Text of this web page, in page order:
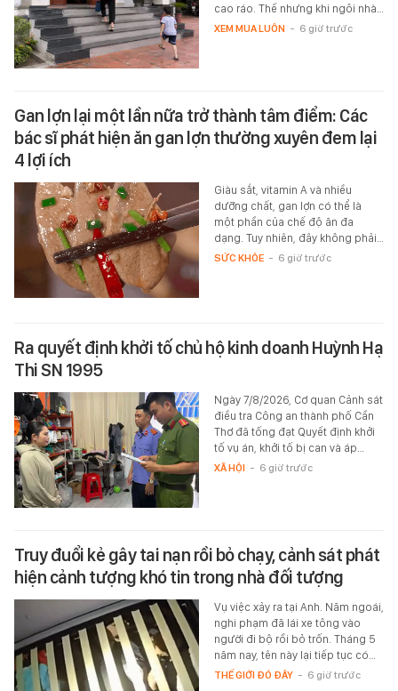
cao ráo. Thế nhưng khi ngôi nhà…
XEM MUA LUÔN - 6 giờ trước
Gan lợn lại một lần nữa trở thành tâm điểm: Các
bác sĩ phát hiện ăn gan lợn thường xuyên đem lại
4 lợi ích
Giàu sắt, vitamin A và nhiều
dưỡng chất, gan lợn có thể là
một phần của chế độ ăn đa
dạng. Tuy nhiên, đây không phải…
SỨC KHỎE - 6 giờ trước
Ra quyết định khởi tố chủ hộ kinh doanh Huỳnh Hạ
Thi SN 1995
Ngày 7/8/2026, Cơ quan Cảnh sát
điều tra Công an thành phố Cần
Thơ đã tống đạt Quyết định khởi
tố vụ án, khởi tố bị can và áp…
XÃ HỘI - 6 giờ trước
Truy đuổi kẻ gây tai nạn rồi bỏ chạy, cảnh sát phát
hiện cảnh tượng khó tin trong nhà đối tượng
Vụ việc xảy ra tại Anh. Năm ngoái,
nghi phạm đã lái xe tông vào
người đi bộ rồi bỏ trốn. Tháng 5
năm nay, tên này lại tiếp tục có…
THẾ GIỚI ĐÓ ĐÂY - 6 giờ trước